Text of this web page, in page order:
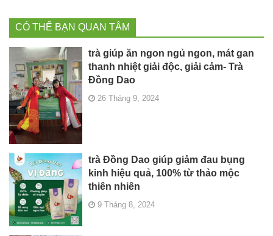
CÓ THỂ BẠN QUAN TÂM
trà giúp ăn ngon ngủ ngon, mát gan
thanh nhiệt giải độc, giải cảm- Trà
Đồng Dao
26 Tháng 9, 2024
trà Đồng Dao giúp giảm đau bụng
kinh hiệu quả, 100% từ thảo mộc
thiên nhiên
9 Tháng 8, 2024